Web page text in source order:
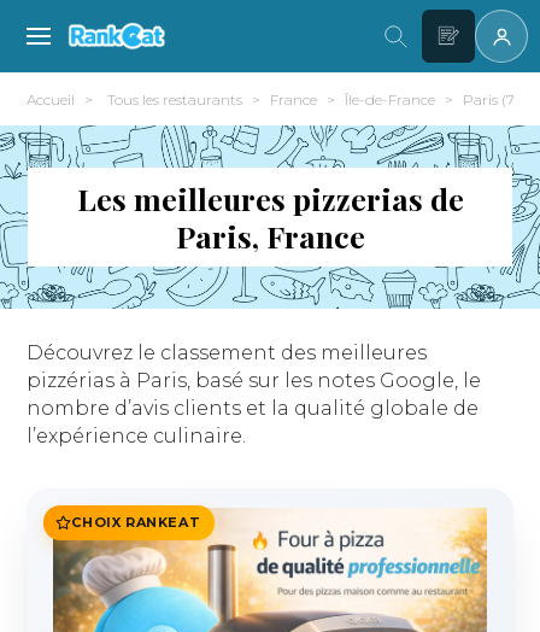
Accueil Tous les restaurants France Île-de-France Paris (75)
Les meilleures pizzerias de
Paris, France
Découvrez le classement des meilleures
pizzérias à Paris, basé sur les notes Google, le
nombre d’avis clients et la qualité globale de
l’expérience culinaire.
CHOIX RANKEAT